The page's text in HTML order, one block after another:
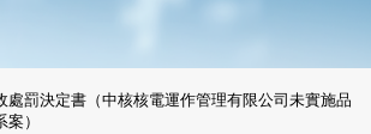
處罰決定書（中核核電運作管理有限公司未實施品
）